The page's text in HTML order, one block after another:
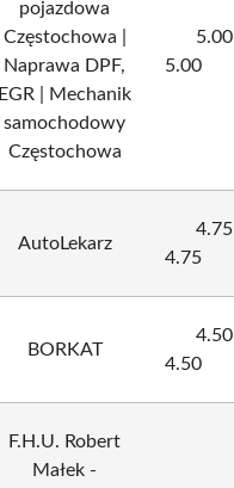
pojazdowa
Częstochowa |
Naprawa DPF,
EGR | Mechanik
samochodowy
Częstochowa
5.00
5.00
AutoLekarz
4.75
4.75
BORKAT
4.50
4.50
F.H.U. Robert
Małek -